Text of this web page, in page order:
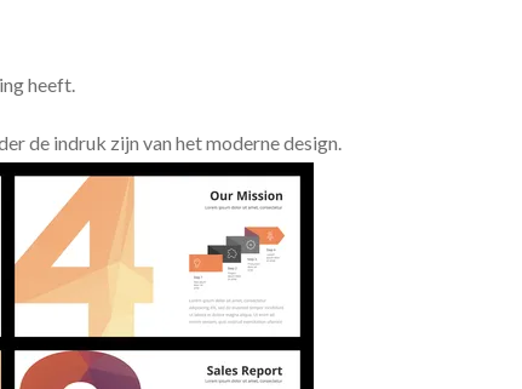
heeft.
de indruk zijn van het moderne design.